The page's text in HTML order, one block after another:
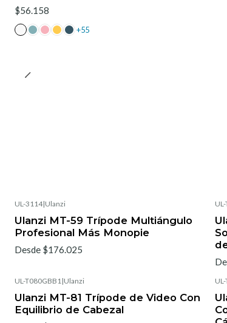
$56.158
+55
UL-3114|Ulanzi
Ulanzi MT-59 Trípode Multiángulo
Profesional Más Monopie
Desde $176.025
UL-T080GBB1 |Ulanzi
Ulanzi MT-81 Trípode de Video Con
Equilibrio de Cabezal